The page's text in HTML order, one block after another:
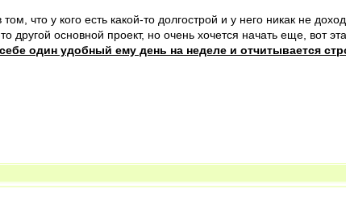
что у кого есть какой-то долгострой и у него никак не
другой основной проект, но очень хочется начать еще, вот
один удобный ему день на неделе и отчитывается